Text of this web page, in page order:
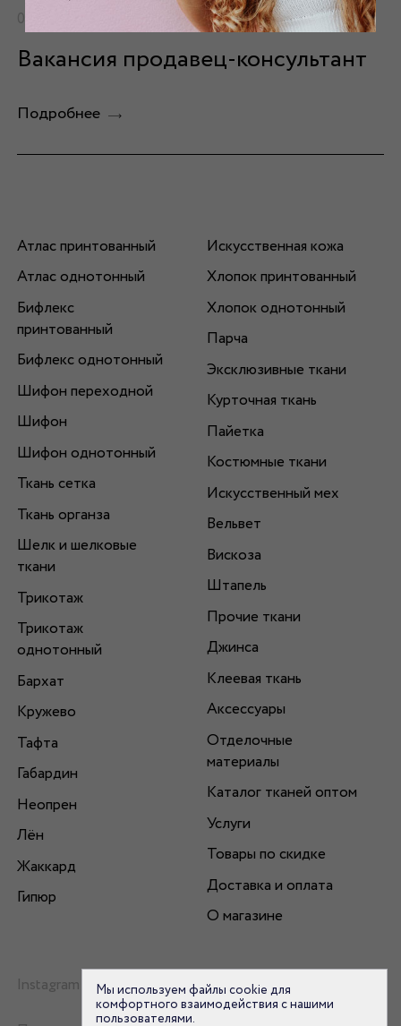
01.03.2024
Вакансия продавец-консультант
Подробнее
Атлас принтованный
Атлас однотонный
Бифлекс
принтованный
Бифлекс однотонный
Шифон переходной
Шифон
Шифон однотонный
Ткань сетка
Ткань органза
Шелк и шелковые
ткани
Трикотаж
Трикотаж
однотонный
Бархат
Кружево
Тафта
Габардин
Неопрен
Лён
Жаккард
Гипюр
Искусственная кожа
Хлопок принтованный
Хлопок однотонный
Парча
Эксклюзивные ткани
Курточная ткань
Пайетка
Костюмные ткани
Искусственный мех
Вельвет
Вискоза
Штапель
Прочие ткани
Джинса
Клеевая ткань
Аксессуары
Отделочные
материалы
Каталог тканей оптом
Услуги
Товары по скидке
Доставка и оплата
О магазине
Instagram
Мы используем файлы cookie для
комфортного взаимодействия с нашими
пользователями.